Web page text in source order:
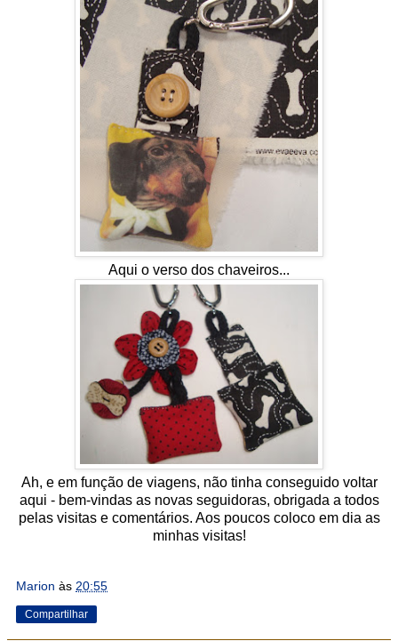
Aqui o verso dos chaveiros...
Ah, e em função de viagens, não tinha conseguido voltar
aqui - bem-vindas as novas seguidoras, obrigada a todos
pelas visitas e comentários. Aos poucos coloco em dia as
minhas visitas!
Marion às 20:55
Compartilhar